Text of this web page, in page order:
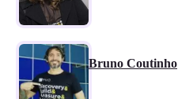
Bruno Coutinho